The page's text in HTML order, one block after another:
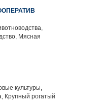
Мясная
культуры,
Крупный рогатый